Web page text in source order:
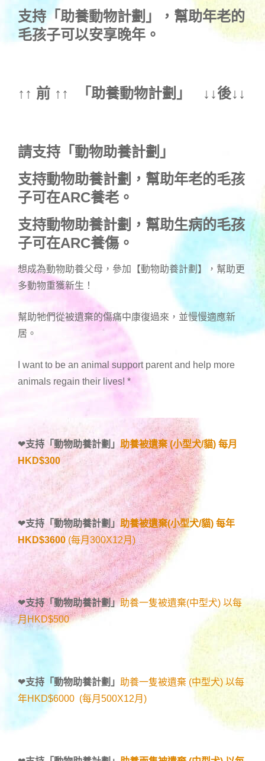
支持「助養動物計劃」
，幫助年老的
毛孩子可以安享晚年。
↑↑ 前 ↑↑ 「助養動物計劃 」 ↓↓後↓↓
請支持「動物助養計劃」
支持動物助養計劃，幫助年老的毛孩
子可在ARC養老。
支持動物助養計劃，幫助生病的毛孩
子可在ARC養傷。
想成為動物助養父母，參加【動物助養計劃】，幫助更
多動物重獲新生！
幫助牠們從被遺棄的傷痛中康復過來，並慢慢適應新
居。
I want to be an animal support parent and help more
animals regain their lives! *
❤支持「動物助養計劃 」 助養被遺棄 (小型犬/貓) 每月
HKD$300
❤支持「動物助養計劃 」 助養被遺棄(小型犬/貓) 每年
HKD$3600 (每月300X12月)
❤支持「動物助養計劃」助養一隻被遺棄(中型犬) 以每
月HKD$500
❤支持「動物助養計劃 」 助養一隻被遺棄 (中型犬) 以每
年HKD$6000 (每月500X12月)